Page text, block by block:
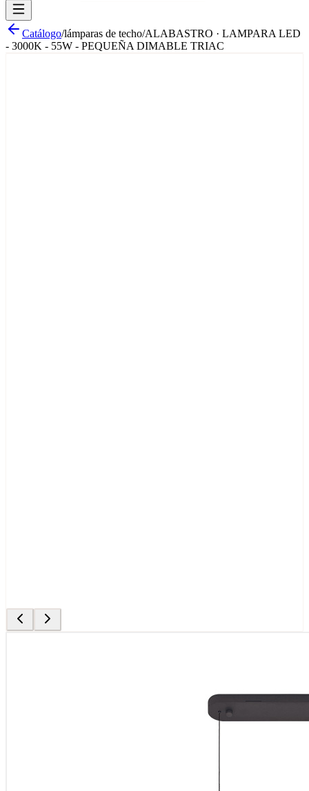
Catálogo/lámparas de techo/ALABASTRO · LAMPARA LED
- 3000K - 55W - PEQUEÑA DIMABLE TRIAC